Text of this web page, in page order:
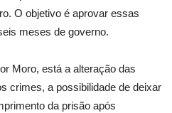
O objetivo é aprovar essas
meses de governo.
Moro, está a alteração das
crimes, a possibilidade de deixar
da prisão após